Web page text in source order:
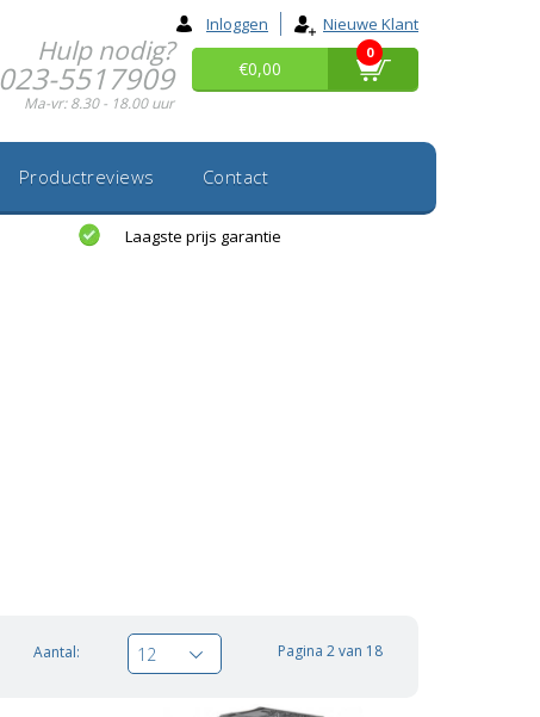
Inloggen Nieuwe Klant
Hulp nodig?
023-5517909
Ma-vr: 8.30 - 18.00 uur
€0,00
0
Productreviews Contact
Laagste prijs garantie
Aantal: 12 Pagina 2 van 18